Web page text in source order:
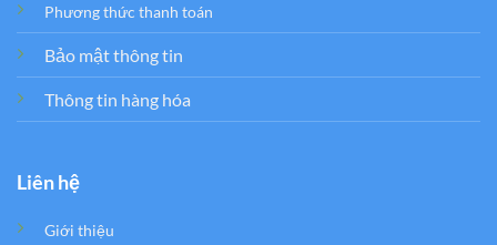
Phương thức thanh toán
Bảo mật thông tin
Thông tin hàng hóa
Liên hệ
Giới thiệu